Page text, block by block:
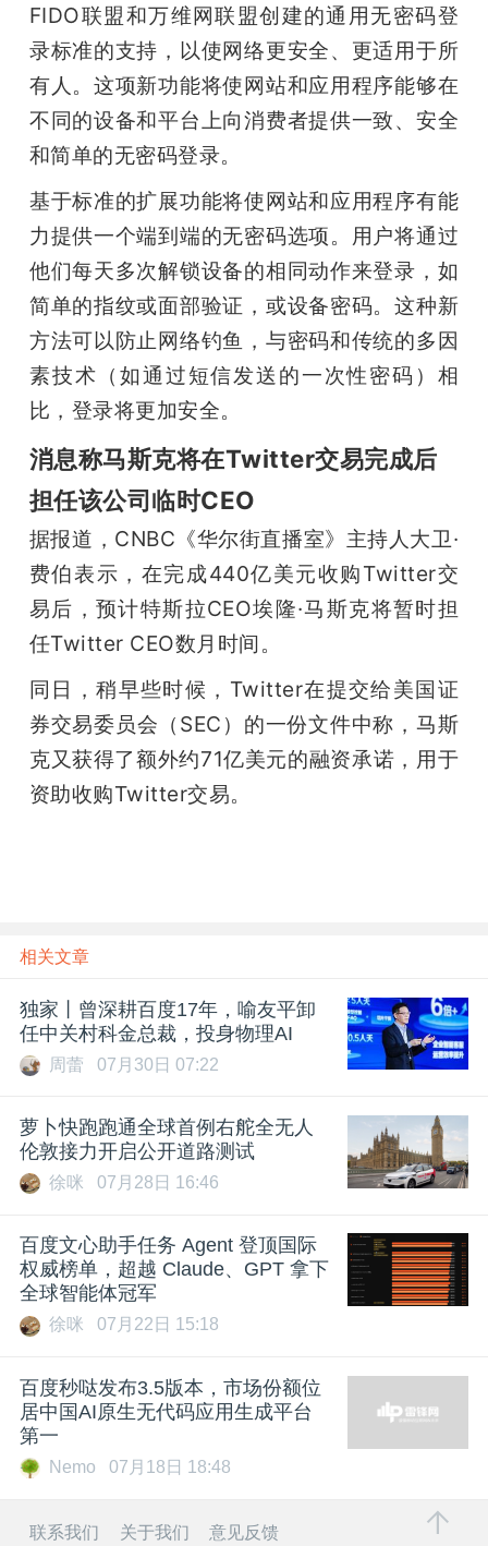
FIDO联盟和万维网联盟创建的通用无密码登
录标准的支持，以使网络更安全、更适用于所
有人。这项新功能将使网站和应用程序能够在
不同的设备和平台上向消费者提供一致、安全
和简单的无密码登录。
基于标准的扩展功能将使网站和应用程序有能
力提供一个端到端的无密码选项。用户将通过
他们每天多次解锁设备的相同动作来登录，如
简单的指纹或面部验证，或设备密码。这种新
方法可以防止网络钓鱼，与密码和传统的多因
素技术（如通过短信发送的一次性密码）相
比，登录将更加安全。
消息称马斯克将在Twitter交易完成后
担任该公司临时CEO
据报道，CNBC《华尔街直播室》主持人大卫·
费伯表示，在完成440亿美元收购Twitter交
易后，预计特斯拉CEO埃隆·马斯克将暂时担
任Twitter CEO数月时间。
同日，稍早些时候，Twitter在提交给美国证
券交易委员会（SEC）的一份文件中称，马斯
克又获得了额外约71亿美元的融资承诺，用于
资助收购Twitter交易。
相关文章
独家丨曾深耕百度17年，喻友平卸
任中关村科金总裁，投身物理AI
周蕾 07月30日 07:22
萝卜快跑跑通全球首例右舵全无人
伦敦接力开启公开道路测试
徐咪 07月28日 16:46
百度文心助手任务 Agent 登顶国际
权威榜单，超越 Claude、GPT 拿下
全球智能体冠军
徐咪 07月22日 15:18
百度秒哒发布3.5版本，市场份额位
居中国AI原生无代码应用生成平台
第一
Nemo 07月18日 18:48
联系我们 关于我们 意见反馈